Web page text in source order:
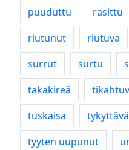
puuduttu
rasittu
riutunut
riutuva
surrut
surtu
takakireä
tuskaisa
tykyttävä
tyyten uupunut